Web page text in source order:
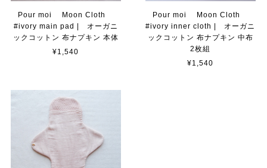
Pour moi Moon Cloth
#ivory main pad | オーガニ
ックコットン 布ナプキン 本体
¥1,540
Pour moi Moon Cloth
#ivory inner cloth | オーガニ
ックコットン 布ナプキン 中布
2枚組
¥1,540